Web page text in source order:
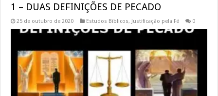
1 – DUAS DEFINIÇÕES DE PECADO
25 de outubro de 2020 Estudos Bíblicos, Justificação pela Fé 0